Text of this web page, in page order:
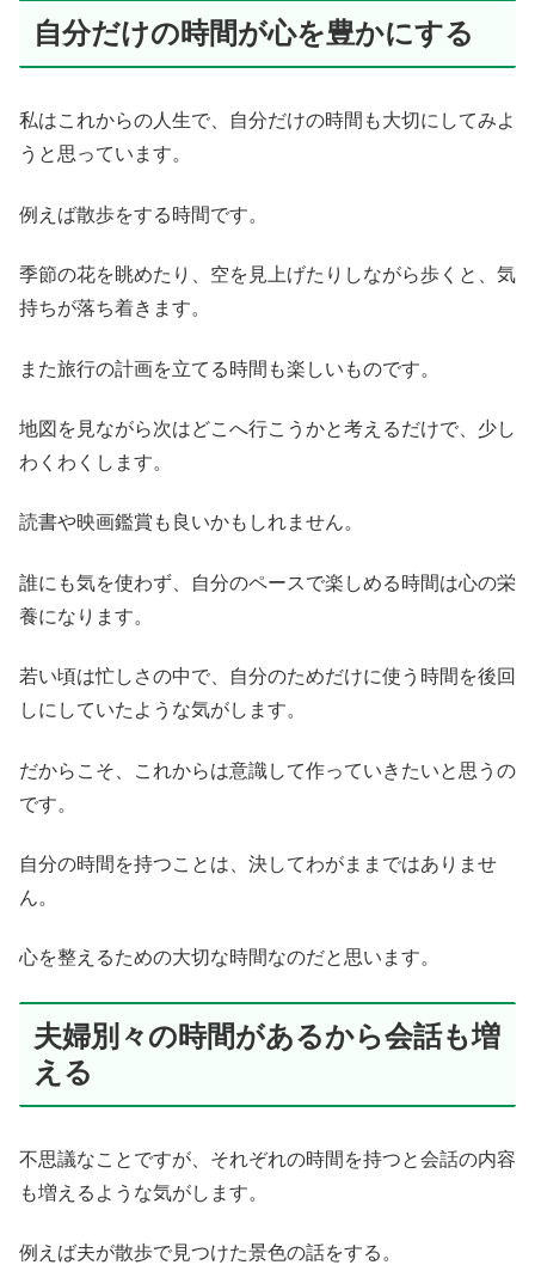
自分だけの時間が心を豊かにする
私はこれからの人生で、自分だけの時間も大切にしてみよ
うと思っています。
例えば散歩をする時間です。
季節の花を眺めたり、空を見上げたりしながら歩くと、気
持ちが落ち着きます。
また旅行の計画を立てる時間も楽しいものです。
地図を見ながら次はどこへ行こうかと考えるだけで、少し
わくわくします。
読書や映画鑑賞も良いかもしれません。
誰にも気を使わず、自分のペースで楽しめる時間は心の栄
養になります。
若い頃は忙しさの中で、自分のためだけに使う時間を後回
しにしていたような気がします。
だからこそ、これからは意識して作っていきたいと思うの
です。
自分の時間を持つことは、決してわがままではありませ
ん。
心を整えるための大切な時間なのだと思います。
夫婦別々の時間があるから会話も増
える
不思議なことですが、それぞれの時間を持つと会話の内容
も増えるような気がします。
例えば夫が散歩で見つけた景色の話をする。